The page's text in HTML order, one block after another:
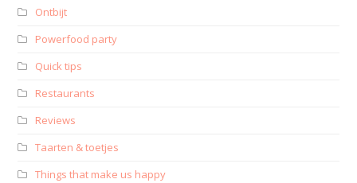
Ontbijt
Powerfood party
Quick tips
Restaurants
Reviews
Taarten & toetjes
Things that make us happy